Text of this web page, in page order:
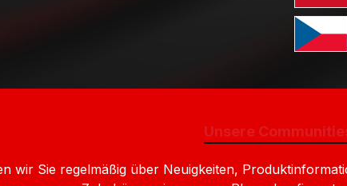
Unsere
wir Sie regelmäßig über Neuigkeiten,